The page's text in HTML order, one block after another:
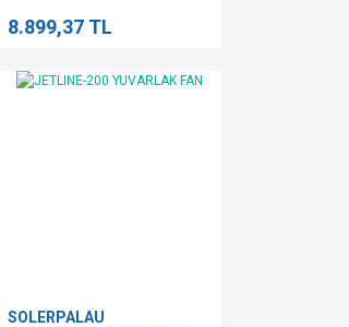
8.899,37 TL
SOLERPALAU